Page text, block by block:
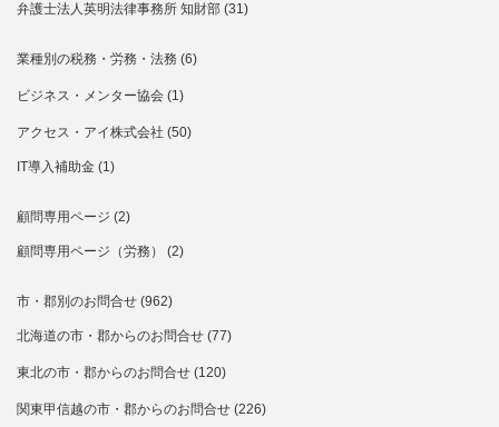
弁護士法人英明法律事務所 知財部 (31)
業種別の税務・労務・法務 (6)
ビジネス・メンター協会 (1)
アクセス・アイ株式会社 (50)
IT導入補助金 (1)
顧問専用ページ (2)
顧問専用ページ（労務） (2)
市・郡別のお問合せ (962)
北海道の市・郡からのお問合せ (77)
東北の市・郡からのお問合せ (120)
関東甲信越の市・郡からのお問合せ (226)